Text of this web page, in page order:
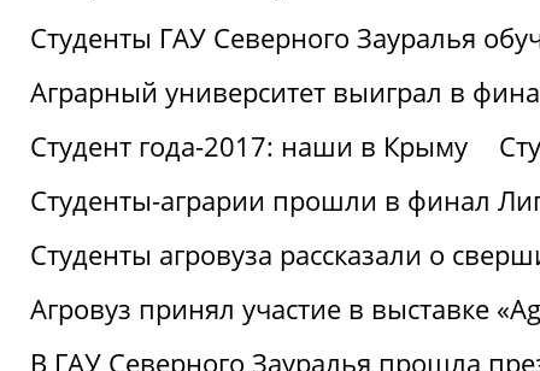
Студенты ГАУ Северного Зауралья
Аграрный университет выиграл в
Студент года-2017: наши в Крыму
Студенты-аграрии прошли в финал
Студенты агровуза рассказали о
Агровуз принял участие в выставке
В ГАУ Северного Зауралья прошла